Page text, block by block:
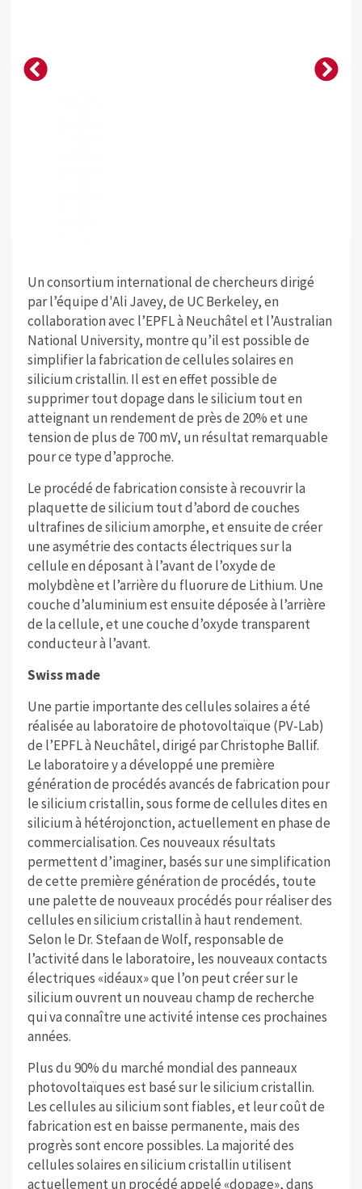
Un consortium international de chercheurs dirigé
par l’équipe d'Ali Javey, de UC Berkeley, en
collaboration avec l’EPFL à Neuchâtel et l’Australian
National University, montre qu’il est possible de
simplifier la fabrication de cellules solaires en
silicium cristallin. Il est en effet possible de
supprimer tout dopage dans le silicium tout en
atteignant un rendement de près de 20% et une
tension de plus de 700 mV, un résultat remarquable
pour ce type d’approche.
Le procédé de fabrication consiste à recouvrir la
plaquette de silicium tout d’abord de couches
ultrafines de silicium amorphe, et ensuite de créer
une asymétrie des contacts électriques sur la
cellule en déposant à l’avant de l’oxyde de
molybdène et l’arrière du fluorure de Lithium. Une
couche d’aluminium est ensuite déposée à l’arrière
de la cellule, et une couche d’oxyde transparent
conducteur à l’avant.
Swiss made
Une partie importante des cellules solaires a été
réalisée au laboratoire de photovoltaïque (PV-Lab)
de l’EPFL à Neuchâtel, dirigé par Christophe Ballif.
Le laboratoire y a développé une première
génération de procédés avancés de fabrication pour
le silicium cristallin, sous forme de cellules dites en
silicium à hétérojonction, actuellement en phase de
commercialisation. Ces nouveaux résultats
permettent d’imaginer, basés sur une simplification
de cette première génération de procédés, toute
une palette de nouveaux procédés pour réaliser des
cellules en silicium cristallin à haut rendement.
Selon le Dr. Stefaan de Wolf, responsable de
l’activité dans le laboratoire, les nouveaux contacts
électriques «idéaux» que l’on peut créer sur le
silicium ouvrent un nouveau champ de recherche
qui va connaître une activité intense ces prochaines
années.
Plus du 90% du marché mondial des panneaux
photovoltaïques est basé sur le silicium cristallin.
Les cellules au silicium sont fiables, et leur coût de
fabrication est en baisse permanente, mais des
progrès sont encore possibles. La majorité des
cellules solaires en silicium cristallin utilisent
actuellement un procédé appelé «dopage», dans